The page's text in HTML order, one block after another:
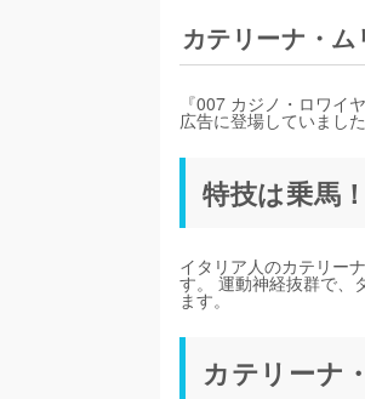
カテリーナ・
『007 カジノ・ロワイ
広告に登場していまし
特技は乗馬
イタリア人のカテリー
す。 運動神経抜群で、
ます。
カテリーナ